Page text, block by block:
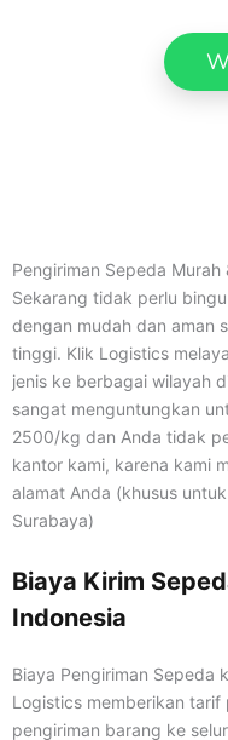
Pengiriman Sepeda Murah
Sekarang tidak perlu
dengan mudah dan aman
tinggi. Klik Logistics
jenis ke berbagai wilayah
sangat menguntungkan
2500/kg dan Anda tidak
kantor kami, karena kami
alamat Anda (khusus
Surabaya)
Biaya Kirim
Indonesia
Biaya Pengiriman Sepeda
Logistics memberikan
pengiriman barang ke